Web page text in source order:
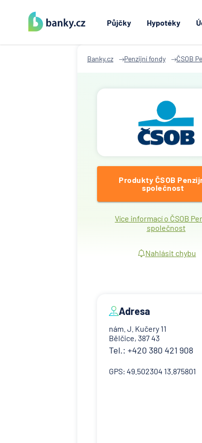
Půjčky Hypotéky
Banky.cz Penzijní fondy ČSOB
Produkty ČSOB
společnost
Více informací o ČSOB
společnost
Nahlásit chybu
Adresa
nám. J. Kučery 11
Bělčice, 387 43
Tel.: +420 380 421 908
GPS: 49.502304 13.875801